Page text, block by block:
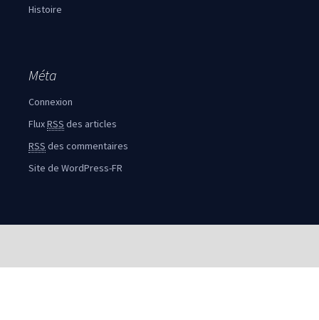
Histoire
Méta
Connexion
FluxRSS des articles
RSS des commentaires
Site de WordPress-FR